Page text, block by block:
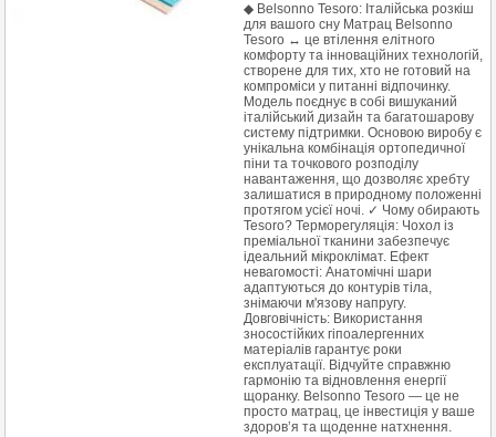
◆ Belsonno Tesoro: Італійська розкіш
для вашого сну Матрац Belsonno
Tesoro ↔ це втілення елітного
комфорту та інноваційних технологій,
створене для тих, хто не готовий на
компроміси у питанні відпочинку.
Модель поєднує в собі вишуканий
італійський дизайн та багатошарову
систему підтримки. Основою виробу є
унікальна комбінація ортопедичної
піни та точкового розподілу
навантаження, що дозволяє хребту
залишатися в природному положенні
протягом усієї ночі. ✓ Чому обирають
Tesoro? Терморегуляція: Чохол із
преміальної тканини забезпечує
ідеальний мікроклімат. Ефект
невагомості: Анатомічні шари
адаптуються до контурів тіла,
знімаючи м'язову напругу.
Довговічність: Використання
зносостійких гіпоалергенних
матеріалів гарантує роки
експлуатації. Відчуйте справжню
гармонію та відновлення енергії
щоранку. Belsonno Tesoro — це не
просто матрац, це інвестиція у ваше
здоров’я та щоденне натхнення.